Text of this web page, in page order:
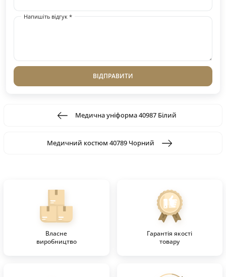
Напишіть відгук *
ВІДПРАВИТИ
Медична уніформа 40987 Білий
Медичний костюм 40789 Чорний
Власне
виробництво
Гарантія якості
товару